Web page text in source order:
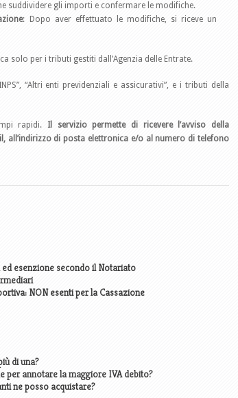
suddividere gli importi e confermare le modifiche.
: Dopo aver effettuato le modifiche, si riceve un
solo per i tributi gestiti dall’Agenzia delle Entrate.
“Altri enti previdenziali e assicurativi”, e i tributi della
rapidi. Il servizio permette di ricevere l’avviso della
all’indirizzo di posta elettronica e/o al numero di telefono
esenzione secondo il Notariato
NON esenti per la Cassazione
di una?
per annotare la maggiore IVA debito?
ne posso acquistare?